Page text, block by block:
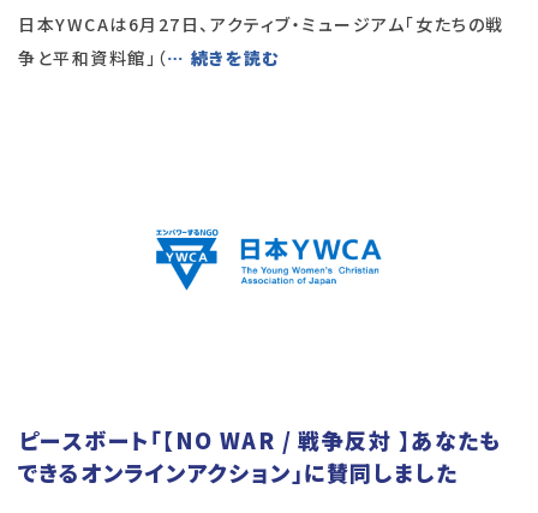
日本YWCAは6月27日、アクティブ・ミュージアム「女たちの戦
争と平和資料館」（… 続きを読む
ピースボート「【NO WAR / 戦争反対 】あなたも
できるオンラインアクション」に賛同しました